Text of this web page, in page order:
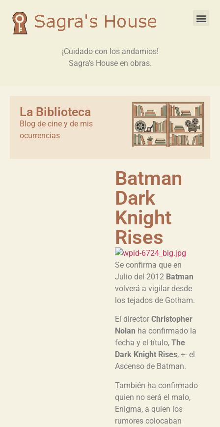
¡Cuidado con los andamios!
Sagra’s House en obras.
La Biblioteca
Blog de cine y de mis
ocurrencias
Batman
Dark
Knight
Rises
Se confirma que en
Julio del 2012 Batman
volverá a vigilar desde
los tejados de Gotham.
El director Christopher
Nolan ha confirmado la
fecha y el título, The
Dark Knight Rises, +- el
Ascenso de Batman.
También ha confirmado
quien no será el malo,
Enigma, a quien los
rumores colocaban